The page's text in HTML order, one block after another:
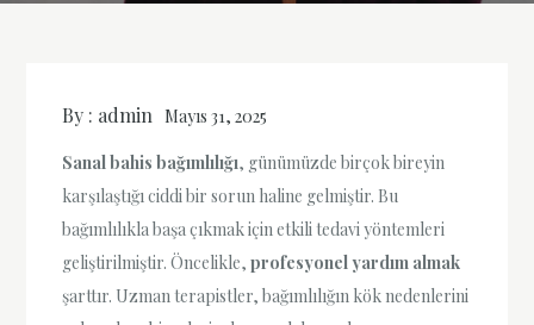
By : admin Mayıs 31, 2025
Sanal bahis bağımlılığı, günümüzde birçok bireyin
karşılaştığı ciddi bir sorun haline gelmiştir. Bu
bağımlılıkla başa çıkmak için etkili tedavi yöntemleri
geliştirilmiştir. Öncelikle,profesyonel yardım almak
şarttır. Uzman terapistler, bağımlılığın kök nedenlerini